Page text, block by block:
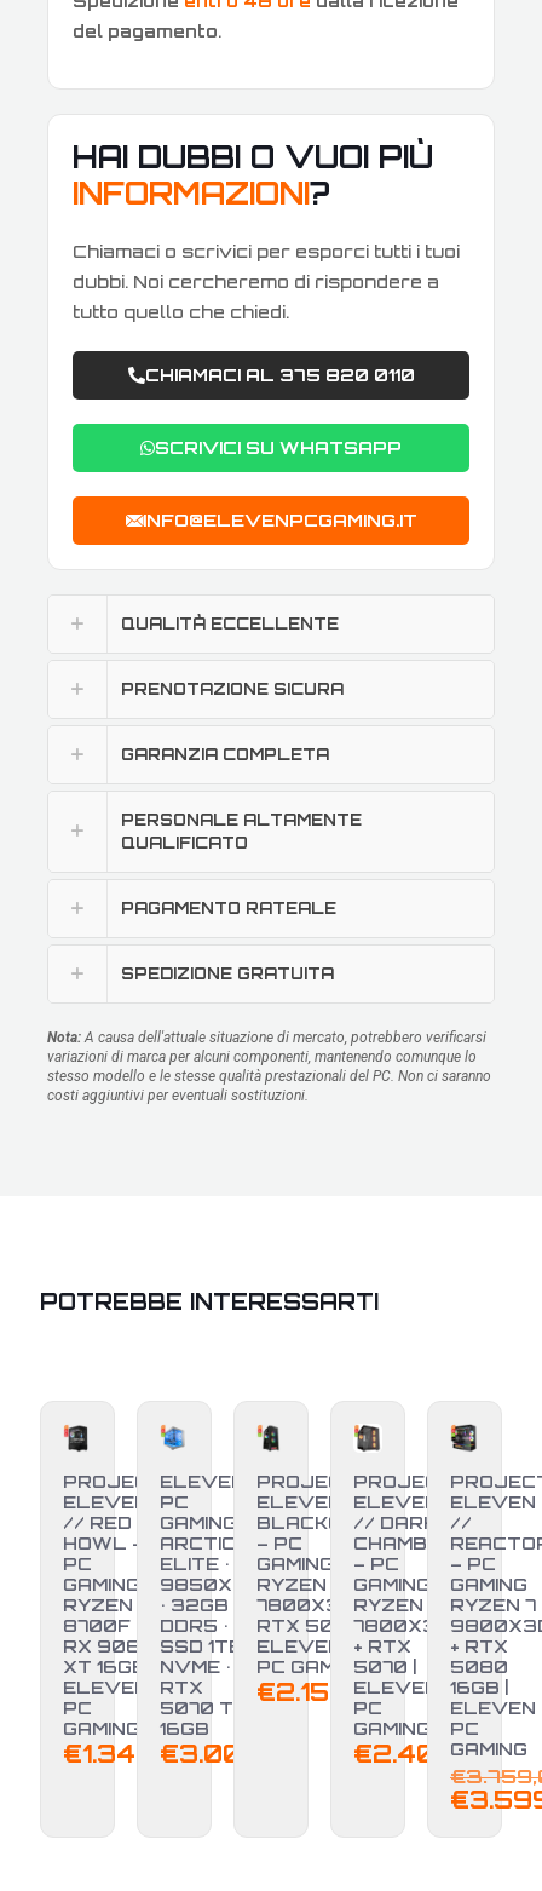
del pagamento.
HAI DUBBI O VUOI PIÙ
INFORMAZIONI?
Chiamaci o scrivici per esporci tutti i tuoi
dubbi. Noi cercheremo di rispondere a
tutto quello che chiedi.
CHIAMACI AL 375 820 0110
SCRIVICI SU WHATSAPP
INFO@ELEVENPCGAMING.IT
QUALITÀ ECCELLENTE
PRENOTAZIONE SICURA
GARANZIA COMPLETA
PERSONALE ALTAMENTE
QUALIFICATO
PAGAMENTO RATEALE
SPEDIZIONE GRATUITA
Nota: A causa dell'attuale situazione di mercato, potrebbero verificarsi
variazioni di marca per alcuni componenti, mantenendo comunque lo
stesso modello e le stesse qualità prestazionali del PC. Non ci saranno
costi aggiuntivi per eventuali sostituzioni.
POTREBBE INTERESSARTI
PROJECT
ELEVEN
// RED
HOWL –
PC
GAMING
RYZEN 7
8700F +
RX 9060
XT 16GB |
ELEVEN
PC
GAMING
€1.349,00
ELEVEN
PC
GAMING •
ARCTIC
ELITE • R7
9850X3D
• 32GB
DDR5 •
SSD 1TB
NVME •
RTX
5070 Ti
16GB
€3.000,00
PROJECT
ELEVEN //
BLACKOUT
– PC
GAMING
RYZEN 7
7800X3D +
RTX 5070 |
ELEVEN
PC GAMING
€2.150,00
PROJECT
ELEVEN
// DARK
CHAMBER
– PC
GAMING
RYZEN 7
7800X3D
+ RTX
5070 |
ELEVEN
PC
GAMING
€2.400,00
-4%
ELEVEN
//
– PC
GAMING
RYZEN 7
+ RTX
5080
16GB |
ELEVEN
PC
GAMING
€
€